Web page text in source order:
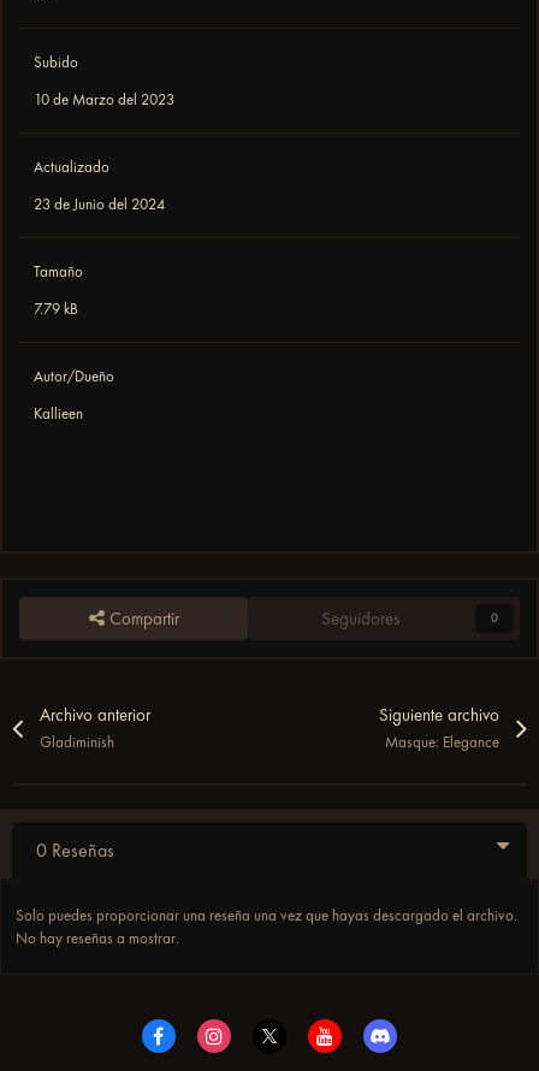
Subido
10 de Marzo del 2023
Actualizado
23 de Junio del 2024
Tamaño
7.79 kB
Autor/Dueño
Kallieen
Compartir Seguidores 0
Archivo anterior
Gladiminish
Siguiente archivo
Masque: Elegance
0 Reseñas
Solo puedes proporcionar una reseña una vez que hayas descargado el archivo.
No hay reseñas a mostrar.